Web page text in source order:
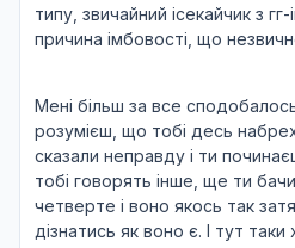
типу, звичайний ісекайчик з
причина імбовості, що
Мені більш за все
розумієш, що тобі десь
сказали неправду і ти
тобі говорять інше, ще ти
четверте і воно якось так
дізнатись як воно є. І тут